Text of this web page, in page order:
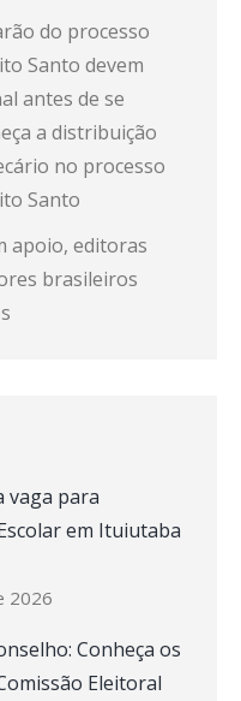
do processo
Santo devem
antes de se
a distribuição
no processo
Santo
apoio, editoras
brasileiros
vaga para
em Ituiutaba
2026
Conheça os
Eleitoral